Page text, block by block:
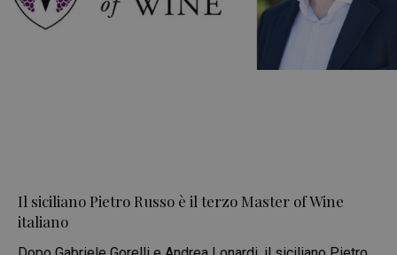
Il siciliano Pietro Russo è il terzo Master of Wine
italiano